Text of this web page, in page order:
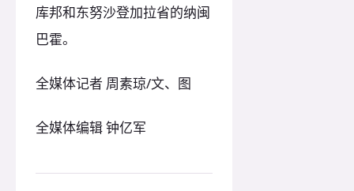
库邦和东努沙登加拉省的纳闽
巴霍。
全媒体记者 周素琼/文、图
全媒体编辑 钟亿军